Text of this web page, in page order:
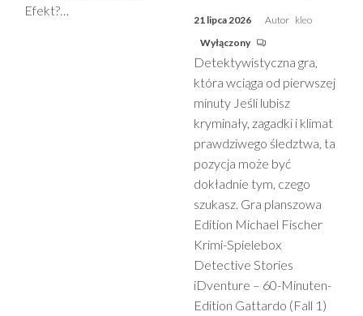
Efekt?…
21 lipca 2026 Autor kleo
Wyłączony
Detektywistyczna gra,
która wciąga od pierwszej
minuty Jeśli lubisz
kryminały, zagadki i klimat
prawdziwego śledztwa, ta
pozycja może być
dokładnie tym, czego
szukasz. Gra planszowa
Edition Michael Fischer
Krimi-Spielebox
Detective Stories
iDventure – 60-Minuten-
Edition Gattardo (Fall 1)